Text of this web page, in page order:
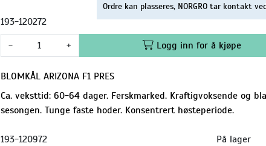
193-120272
Ordre kan plasseres, NORGRO tar kontakt
- + Logg inn for å kjøpe
BLOMKÅL ARIZONA F1 PRES
Ca. veksttid: 60-64 dager. Ferskmarked. Kraftigvoksende og
sesongen. Tunge faste hoder. Konsentrert høsteperiode.
193-120972 På lager